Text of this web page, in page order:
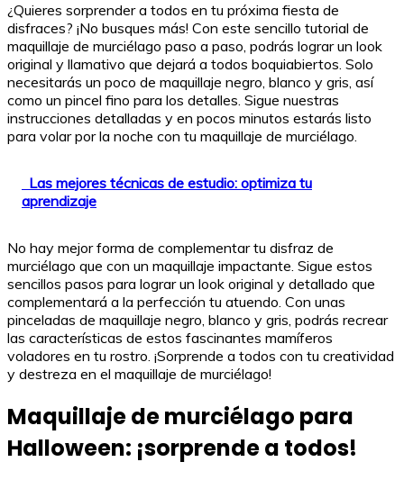
¿Quieres sorprender a todos en tu próxima fiesta de
disfraces? ¡No busques más! Con este sencillo tutorial de
maquillaje de murciélago paso a paso, podrás lograr un look
original y llamativo que dejará a todos boquiabiertos. Solo
necesitarás un poco de maquillaje negro, blanco y gris, así
como un pincel fino para los detalles. Sigue nuestras
instrucciones detalladas y en pocos minutos estarás listo
para volar por la noche con tu maquillaje de murciélago.
Las mejores técnicas de estudio: optimiza tu
aprendizaje
No hay mejor forma de complementar tu disfraz de
murciélago que con un maquillaje impactante. Sigue estos
sencillos pasos para lograr un look original y detallado que
complementará a la perfección tu atuendo. Con unas
pinceladas de maquillaje negro, blanco y gris, podrás recrear
las características de estos fascinantes mamíferos
voladores en tu rostro. ¡Sorprende a todos con tu creatividad
y destreza en el maquillaje de murciélago!
Maquillaje de murciélago para
Halloween: ¡sorprende a todos!